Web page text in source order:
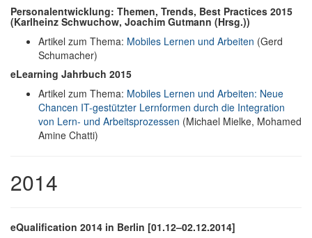
Personalentwicklung: Themen, Trends, Best Practices 2015
(Karlheinz Schwuchow, Joachim Gutmann (Hrsg.))
Artikel zum Thema: Mobiles Lernen und Arbeiten (Gerd
Schumacher)
eLearning Jahrbuch 2015
Artikel zum Thema: Mobiles Lernen und Arbeiten: Neue
Chancen IT-gestützter Lernformen durch die Integration
von Lern- und Arbeitsprozessen (Michael Mielke, Mohamed
Amine Chatti)
2014
eQualification 2014 in Berlin [01.12–02.12.2014]